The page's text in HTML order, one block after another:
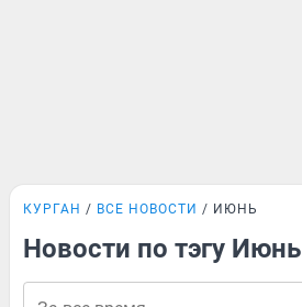
КУРГАН ВСЕ НОВОСТИ ИЮНЬ
Новости по тэгу Июнь